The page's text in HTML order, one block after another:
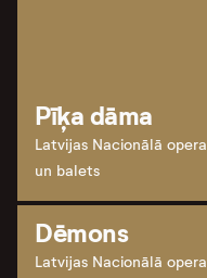
Pīķa dāma
Latvijas Nacionālā opera
un balets
Dēmons
Latvijas Nacionālā opera